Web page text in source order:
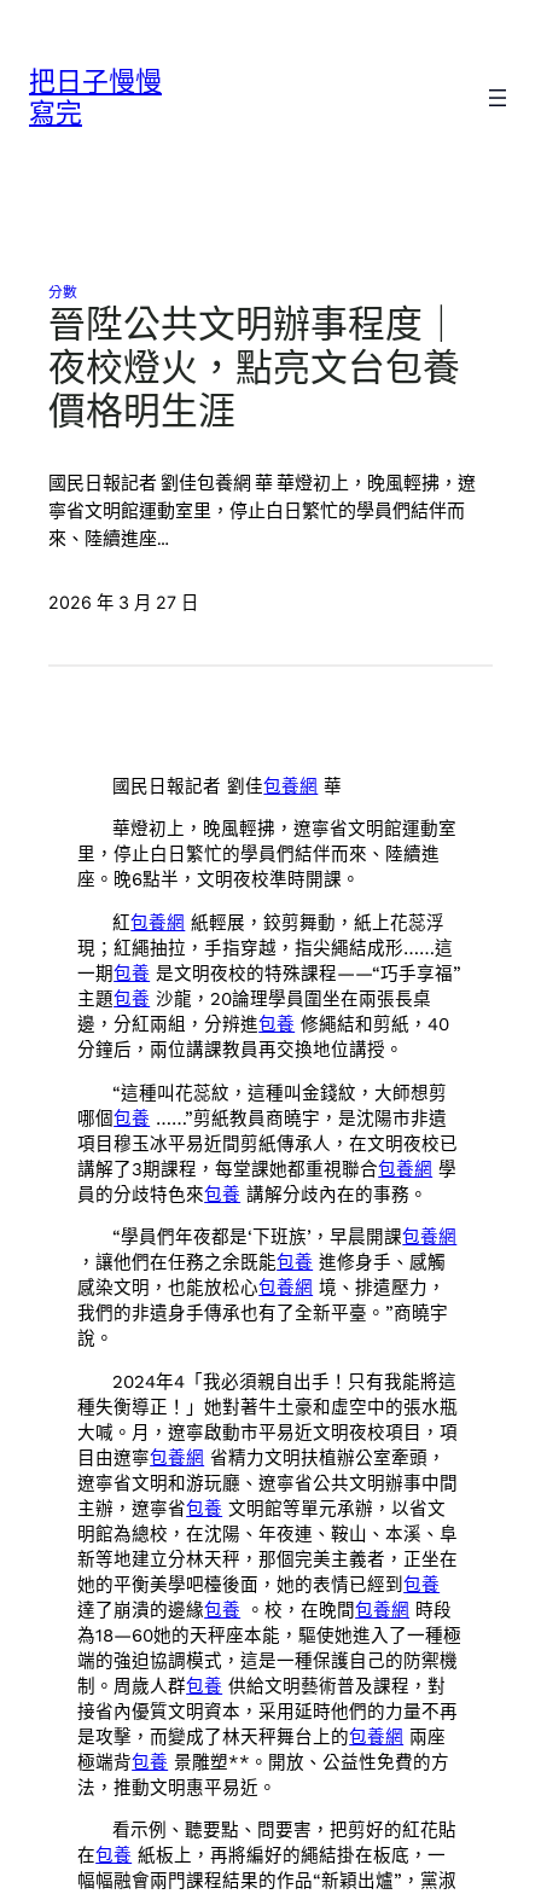
把日子慢慢
寫完
分數
晉陞公共文明辦事程度｜
夜校燈火，點亮文台包養
價格明生涯
國民日報記者 劉佳包養網 華 華燈初上，晚風輕拂，遼
寧省文明館運動室里，停止白日繁忙的學員們結伴而
來、陸續進座…
2026 年 3 月 27 日
國民日報記者 劉佳包養網 華
華燈初上，晚風輕拂，遼寧省文明館運動室
里，停止白日繁忙的學員們結伴而來、陸續進
座。晚6點半，文明夜校準時開課。
紅包養網 紙輕展，鉸剪舞動，紙上花蕊浮
現；紅繩抽拉，手指穿越，指尖繩結成形……這
一期包養 是文明夜校的特殊課程——“巧手享福”
主題包養 沙龍，20論理學員圍坐在兩張長桌
邊，分紅兩組，分辨進包養 修繩結和剪紙，40
分鐘后，兩位講課教員再交換地位講授。
“這種叫花蕊紋，這種叫金錢紋，大師想剪
哪個包養 ……”剪紙教員商曉宇，是沈陽市非遺
項目穆玉冰平易近間剪紙傳承人，在文明夜校已
講解了3期課程，每堂課她都重視聯合包養網 學
員的分歧特色來包養 講解分歧內在的事務。
“學員們年夜都是‘下班族’，早晨開課包養網
，讓他們在任務之余既能包養 進修身手、感觸
感染文明，也能放松心包養網 境、排遣壓力，
我們的非遺身手傳承也有了全新平臺。”商曉宇
說。
2024年4「我必須親自出手！只有我能將這
種失衡導正！」她對著牛土豪和虛空中的張水瓶
大喊。月，遼寧啟動市平易近文明夜校項目，項
目由遼寧包養網 省精力文明扶植辦公室牽頭，
遼寧省文明和游玩廳、遼寧省公共文明辦事中間
主辦，遼寧省包養 文明館等單元承辦，以省文
明館為總校，在沈陽、年夜連、鞍山、本溪、阜
新等地建立分林天秤，那個完美主義者，正坐在
她的平衡美學吧檯後面，她的表情已經到包養
達了崩潰的邊緣包養 。校，在晚間包養網 時段
為18—60她的天秤座本能，驅使她進入了一種極
端的強迫協調模式，這是一種保護自己的防禦機
制。周歲人群包養 供給文明藝術普及課程，對
接省內優質文明資本，采用延時他們的力量不再
是攻擊，而變成了林天秤舞台上的包養網 兩座
極端背包養 景雕塑**。開放、公益性免費的方
法，推動文明惠平易近。
看示例、聽要點、問要害，把剪好的紅花貼
在包養 紙板上，再將編好的繩結掛在板底，一
幅幅融會兩門課程結果的作品“新穎出爐”，黨淑